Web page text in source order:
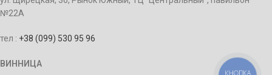
№22А
тел : +38 (099) 530 95 96
ВИННИЦА